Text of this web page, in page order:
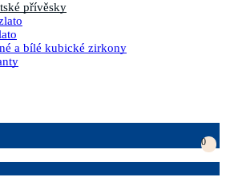
přívěsky
a bílé kubické zirkony
0